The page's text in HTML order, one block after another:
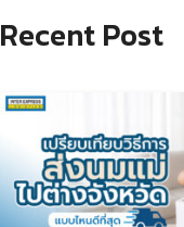
Recent Post